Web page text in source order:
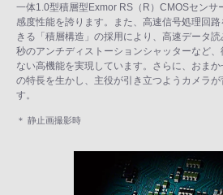
一体1.0型積層型Exmor RS（R）CMOSセンサ
感度性能を誇ります。また、高速信号処理回
きる「積層構造」の採用により、高速データ
秒のアンチディストーションシャッターなど
ない高機能を実現しています。さらに、おま
の特長を生かし、主役が引き立つようカメラ
す。
＊ 静止画撮影時